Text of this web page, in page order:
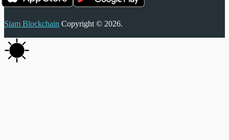
Siam Blockchain Copyright © 2026.